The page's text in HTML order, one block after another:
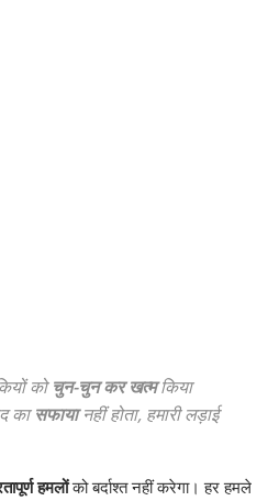
कोचुन-चुन कर खत्मकिया
कासफायानहीं होता, हमारी लड़ाई
हमलोंको बर्दाश्त नहीं करेगा। हर हमले